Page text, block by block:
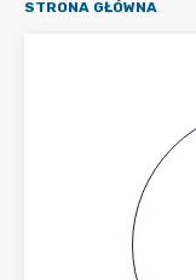
STRONA GŁÓWNA